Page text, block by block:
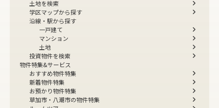
土地を検索
学区マップから探す
沿線・駅から探す
一戸建て
マンション
土地
投資物件を検索
物件特集&サービス
おすすめ物件特集
新着物件特集
お預かり物件特集
草加市・八潮市の物件特集